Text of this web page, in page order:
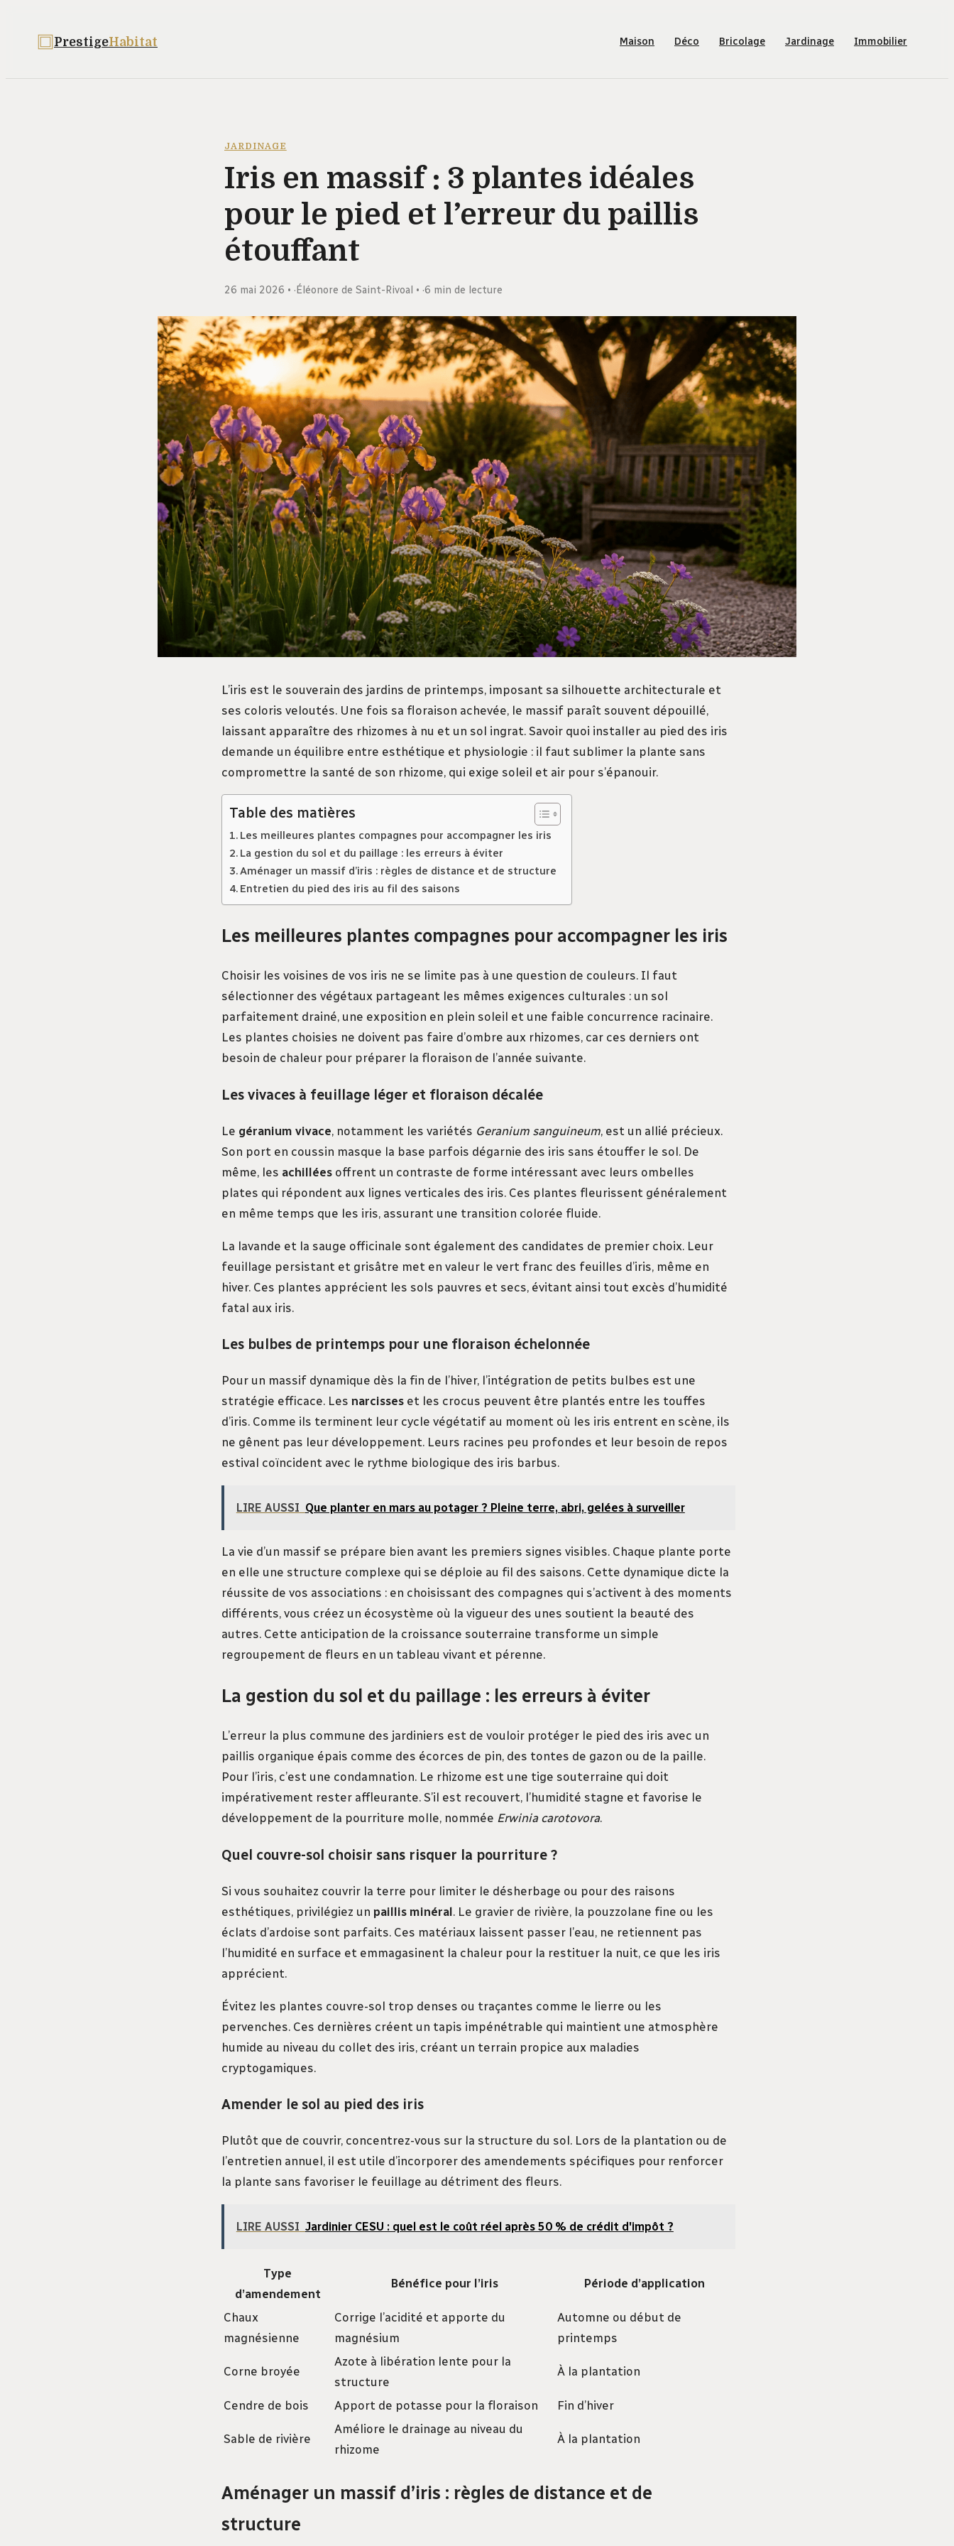
PrestigeHabitat Maison Déco Bricolage Jardinage Immobilier
JARDINAGE
Iris en massif : 3 plantes idéales
pour le pied et l’erreur du paillis
étouffant
26 mai 2026 ·Éléonore de Saint-Rivoal ·6 min de lecture
L’iris est le souverain des jardins de printemps, imposant sa silhouette architecturale et
ses coloris veloutés. Une fois sa floraison achevée, le massif paraît souvent dépouillé,
laissant apparaître des rhizomes à nu et un sol ingrat. Savoir quoi installer au pied des iris
demande un équilibre entre esthétique et physiologie : il faut sublimer la plante sans
compromettre la santé de son rhizome, qui exige soleil et air pour s’épanouir.
Table des matières
Les meilleures plantes compagnes pour accompagner les iris
La gestion du sol et du paillage : les erreurs à éviter
Aménager un massif d’iris : règles de distance et de structure
Entretien du pied des iris au fil des saisons
Les meilleures plantes compagnes pour accompagner les iris
Choisir les voisines de vos iris ne se limite pas à une question de couleurs. Il faut
sélectionner des végétaux partageant les mêmes exigences culturales : un sol
parfaitement drainé, une exposition en plein soleil et une faible concurrence racinaire.
Les plantes choisies ne doivent pas faire d’ombre aux rhizomes, car ces derniers ont
besoin de chaleur pour préparer la floraison de l’année suivante.
Les vivaces à feuillage léger et floraison décalée
Le géranium vivace, notamment les variétés Geranium sanguineum, est un allié précieux.
Son port en coussin masque la base parfois dégarnie des iris sans étouffer le sol. De
même, les achillées offrent un contraste de forme intéressant avec leurs ombelles
plates qui répondent aux lignes verticales des iris. Ces plantes fleurissent généralement
en même temps que les iris, assurant une transition colorée fluide.
La lavande et la sauge officinale sont également des candidates de premier choix. Leur
feuillage persistant et grisâtre met en valeur le vert franc des feuilles d’iris, même en
hiver. Ces plantes apprécient les sols pauvres et secs, évitant ainsi tout excès d’humidité
fatal aux iris.
Les bulbes de printemps pour une floraison échelonnée
Pour un massif dynamique dès la fin de l’hiver, l’intégration de petits bulbes est une
stratégie efficace. Les narcisses et les crocus peuvent être plantés entre les touffes
d’iris. Comme ils terminent leur cycle végétatif au moment où les iris entrent en scène, ils
ne gênent pas leur développement. Leurs racines peu profondes et leur besoin de repos
estival coïncident avec le rythme biologique des iris barbus.
LIRE AUSSI Que planter en mars au potager ? Pleine terre, abri, gelées à surveiller
La vie d’un massif se prépare bien avant les premiers signes visibles. Chaque plante porte
en elle une structure complexe qui se déploie au fil des saisons. Cette dynamique dicte la
réussite de vos associations : en choisissant des compagnes qui s’activent à des moments
différents, vous créez un écosystème où la vigueur des unes soutient la beauté des
autres. Cette anticipation de la croissance souterraine transforme un simple
regroupement de fleurs en un tableau vivant et pérenne.
La gestion du sol et du paillage : les erreurs à éviter
L’erreur la plus commune des jardiniers est de vouloir protéger le pied des iris avec un
paillis organique épais comme des écorces de pin, des tontes de gazon ou de la paille.
Pour l’iris, c’est une condamnation. Le rhizome est une tige souterraine qui doit
impérativement rester affleurante. S’il est recouvert, l’humidité stagne et favorise le
développement de la pourriture molle, nommée Erwinia carotovora.
Quel couvre-sol choisir sans risquer la pourriture ?
Si vous souhaitez couvrir la terre pour limiter le désherbage ou pour des raisons
esthétiques, privilégiez un paillis minéral. Le gravier de rivière, la pouzzolane fine ou les
éclats d’ardoise sont parfaits. Ces matériaux laissent passer l’eau, ne retiennent pas
l’humidité en surface et emmagasinent la chaleur pour la restituer la nuit, ce que les iris
apprécient.
Évitez les plantes couvre-sol trop denses ou traçantes comme le lierre ou les
pervenches. Ces dernières créent un tapis impénétrable qui maintient une atmosphère
humide au niveau du collet des iris, créant un terrain propice aux maladies
cryptogamiques.
Amender le sol au pied des iris
Plutôt que de couvrir, concentrez-vous sur la structure du sol. Lors de la plantation ou de
l’entretien annuel, il est utile d’incorporer des amendements spécifiques pour renforcer
la plante sans favoriser le feuillage au détriment des fleurs.
LIRE AUSSI Jardinier CESU : quel est le coût réel après 50 % de crédit d'impôt ?
Type
d’amendement
Bénéfice pour l’iris Période d’application
Chaux
magnésienne
Corrige l’acidité et apporte du
magnésium
Automne ou début de
printemps
Corne broyée
Azote à libération lente pour la
structure
À la plantation
Cendre de bois Apport de potasse pour la floraison Fin d’hiver
Sable de rivière
Améliore le drainage au niveau du
rhizome
À la plantation
Aménager un massif d’iris : règles de distance et de
structure